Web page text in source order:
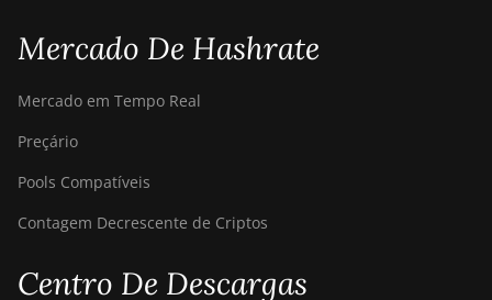
Mercado De Hashrate
Mercado em Tempo Real
Preçário
Pools Compatíveis
Contagem Decrescente de Criptos
Centro De Descargas